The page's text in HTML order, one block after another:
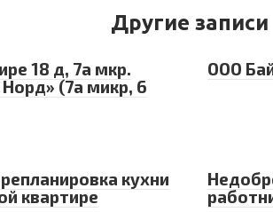
Другие записи
18 д, 7а мкр.
(7а микр, 6
ООО
кухни
квартире